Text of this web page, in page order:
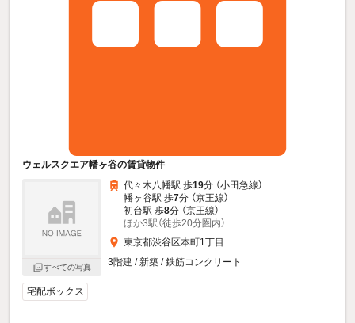
ウェルスクエア幡ヶ谷の賃貸物件
すべての写真
代々木八幡駅 歩19分 （小田急線）
幡ヶ谷駅 歩7分 （京王線）
初台駅 歩8分 （京王線）
ほか3駅（徒歩20分圏内）
東京都渋谷区本町1丁目
3階建 / 新築 / 鉄筋コンクリート
宅配ボックス